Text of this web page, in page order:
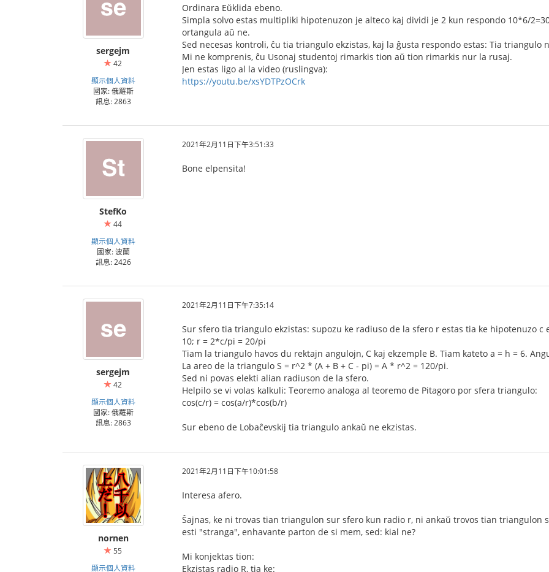
sergejm
42
顯示個人資料
國家: 俄羅斯
訊息: 2863
Ordinara Eŭklida ebeno.
Simpla solvo estas multipliki hipotenuzon je alteco kaj dividi je 2 kun respondo 10*6/
ortangula aŭ ne.
Sed necesas kontroli, ĉu tia triangulo ekzistas, kaj la ĝusta respondo estas: Tia triangulo
Mi ne komprenis, ĉu Usonaj studentoj rimarkis tion aŭ tion rimarkis nur la rusaj.
Jen estas ligo al la video (ruslingva):
https://youtu.be/xsYDTPzOCrk
StefKo
44
顯示個人資料
國家: 波蘭
訊息: 2426
2021年2月11日下午3:51:33
Bone elpensita!
sergejm
42
顯示個人資料
國家: 俄羅斯
訊息: 2863
2021年2月11日下午7:35:14
Sur sfero tia triangulo ekzistas: supozu ke radiuso de la sfero r estas tia ke hipotenuzo
10; r = 2*c/pi = 20/pi
Tiam la triangulo havos du rektajn angulojn, C kaj ekzemple B. Tiam kateto a = h = 6.
La areo de la triangulo S = r^2 * (A + B + C - pi) = A * r^2 = 120/pi.
Sed ni povas elekti alian radiuson de la sfero.
Helpilo se vi volas kalkuli: Teoremo analoga al teoremo de Pitagoro por sfera triangulo:
cos(c/r) = cos(a/r)*cos(b/r)
Sur ebeno de Lobaĉevskij tia triangulo ankaŭ ne ekzistas.
nornen
55
顯示個人資料
2021年2月11日下午10:01:58
Interesa afero.
Ŝajnas, ke ni trovas tian triangulon sur sfero kun radio r, ni ankaŭ trovos tian triangulon
esti "stranga", enhavante parton de si mem, sed: kial ne?
Mi konjektas tion:
Ekzistas radio R, tia ke: